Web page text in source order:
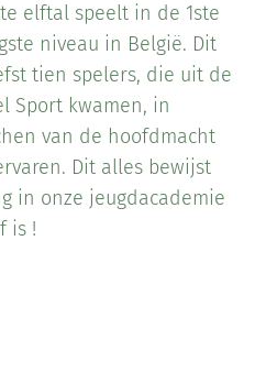
elftal speelt in de 1ste
niveau in België. Dit
tien spelers, die uit de
Sport kwamen, in
van de hoofdmacht
Dit alles bewijst
in onze jeugdacademie
is !